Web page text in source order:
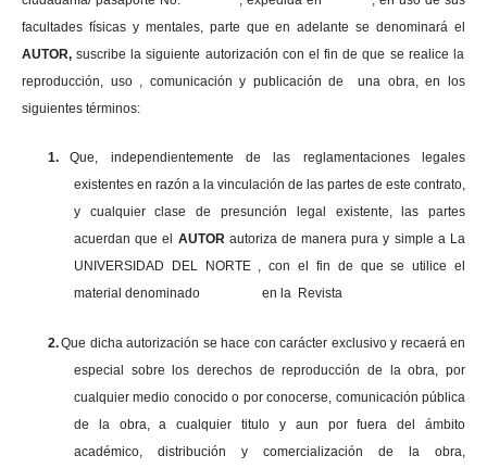
facultades físicas y mentales, parte que en adelante se denominará el
AUTOR,suscribe la siguiente autorización con el fin de que se realice la
reproducción, uso , comunicación y publicación de una obra, en los
siguientes términos:
1.
Que, independientemente de las reglamentaciones legales
existentes en razón a la vinculación de las partes de este contrato,
y cualquier clase de presunción legal existente, las partes
acuerdan que el AUTOR autoriza de manera pura y simple a La
UNIVERSIDAD DEL NORTE , con el fin de que se utilice el
material denominado en la Revista
2.Que dicha autorización se hace con carácter exclusivo y recaerá en
especial sobre los derechos de reproducción de la obra, por
cualquier medio conocido o por conocerse, comunicación pública
de la obra, a cualquier titulo y aun por fuera del ámbito
académico, distribución y comercialización de la obra,